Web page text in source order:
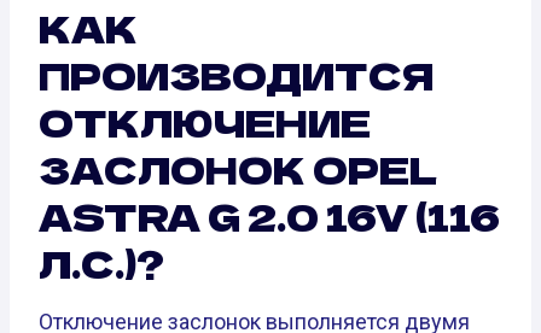
КАК
ПРОИЗВОДИТСЯ
ОТКЛЮЧЕНИЕ
ЗАСЛОНОК OPEL
ASTRA G 2.0 16V (116
Л.С.)?
Отключение заслонок выполняется двумя